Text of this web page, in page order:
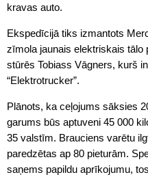
kravas auto.
Ekspedīcijā tiks izmantots
zīmola jaunais elektriskais tālo
stūrēs Tobiass Vāgners, kurš
“Elektrotrucker”.
Plānots, ka ceļojums sāksies
garums būs aptuveni 45 000
35 valstīm. Brauciens varētu
paredzētas ap 80 pieturām.
saņems papildu aprīkojumu,